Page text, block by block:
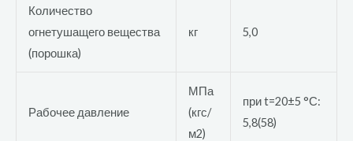
Количество
огнетушащего вещества
(порошка)
кг 5,0
Рабочее давление
МПа
(кгс/
м2)
при t=20±5 °С:
5,8(58)